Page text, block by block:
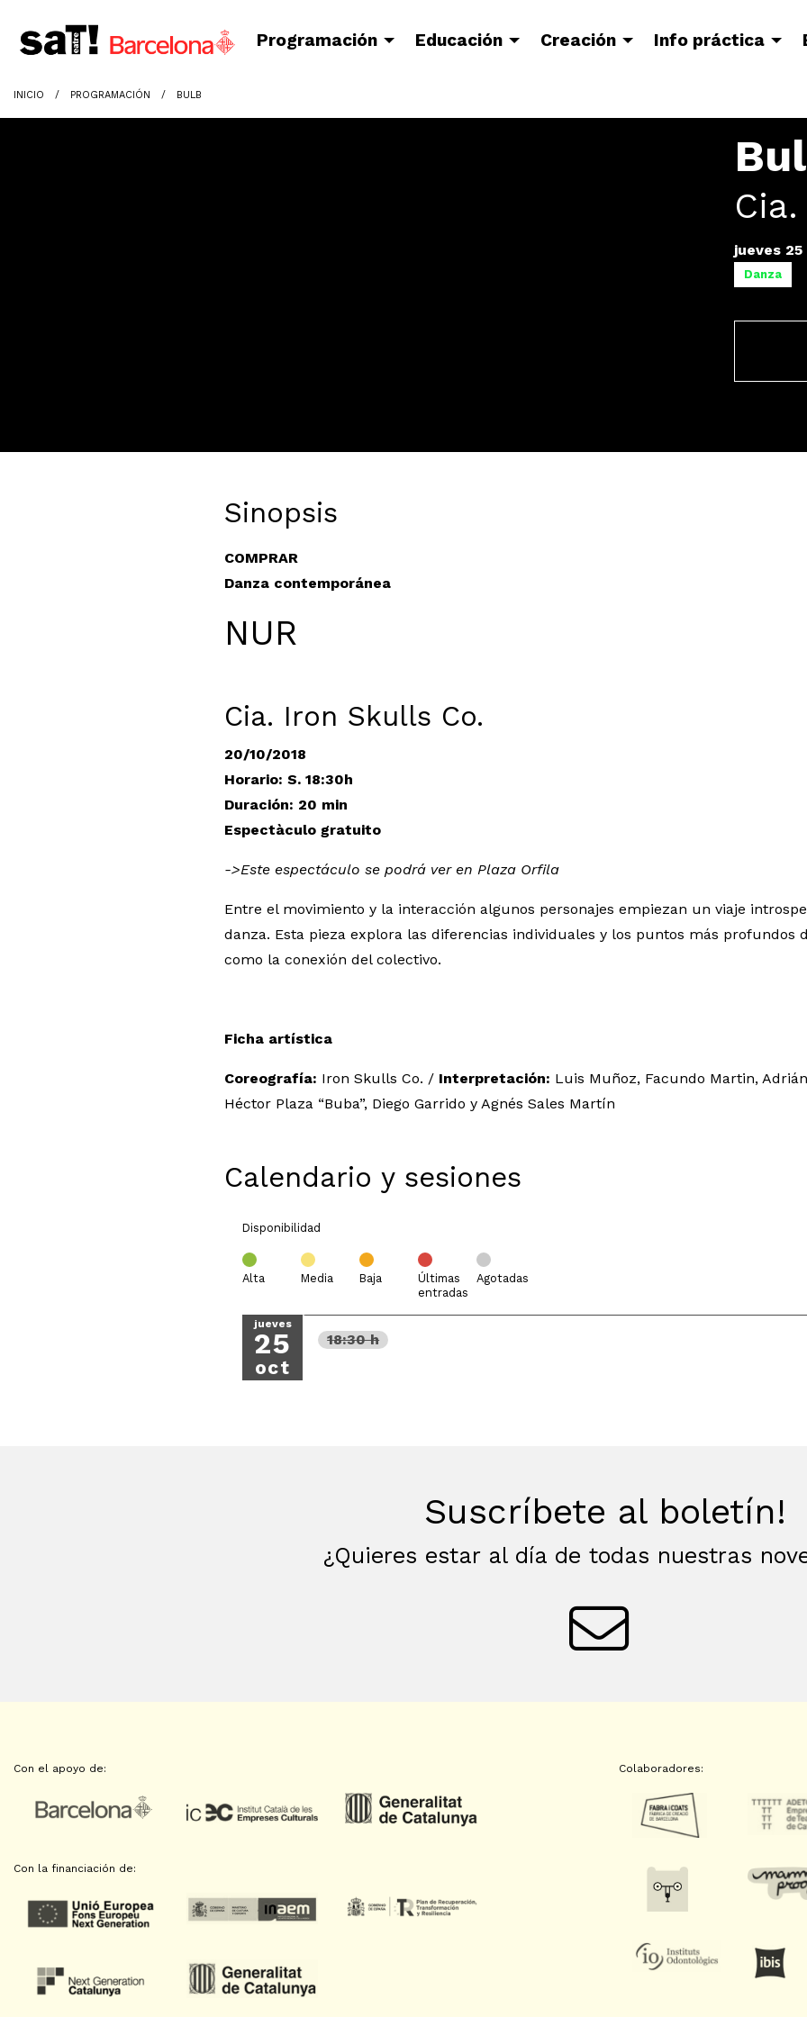
Programación Educación Creación Info práctica
INICIO PROGRAMACIÓN BULB
jueves
Danza
Sinopsis
COMPRAR
Danza contemporánea
NUR
Cia. Iron Skulls Co.
20/10/2018
Horario: S. 18:30h
Duración: 20 min
Espectàculo gratuito
->Este espectáculo se podrá ver en Plaza Orfila
Entre el movimiento y la interacción algunos personajes empiezan un viaje
danza. Esta pieza explora las diferencias individuales y los puntos más profundos
como la conexión del colectivo.
Ficha artística
Coreografía: Iron Skulls Co. / Interpretación: Luis Muñoz, Facundo Martin, Adrián
Héctor Plaza “Buba”, Diego Garrido y Agnés Sales Martín
Calendario y sesiones
Disponibilidad
Alta Media Baja
Últimas
entradas
Agotadas
jueves
25
oct
18:30 h
Suscríbete al boletín!
¿Quieres estar al día de todas nuestras
Con el apoyo de:
Con la financiación de:
Colaboradores: